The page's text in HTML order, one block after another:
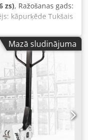
zs), Ražošanas gads:
kāpurķēde Tukšais
lūdzu,
Ujpfx Aipsha Mini
2022,
Bobcat D 2.4 Stage
mm, platums: 2
8 920 kg,
maiņas iekārta MS
video,
atpakaļgaitas
4 609 mm,
Mazā sludinājuma